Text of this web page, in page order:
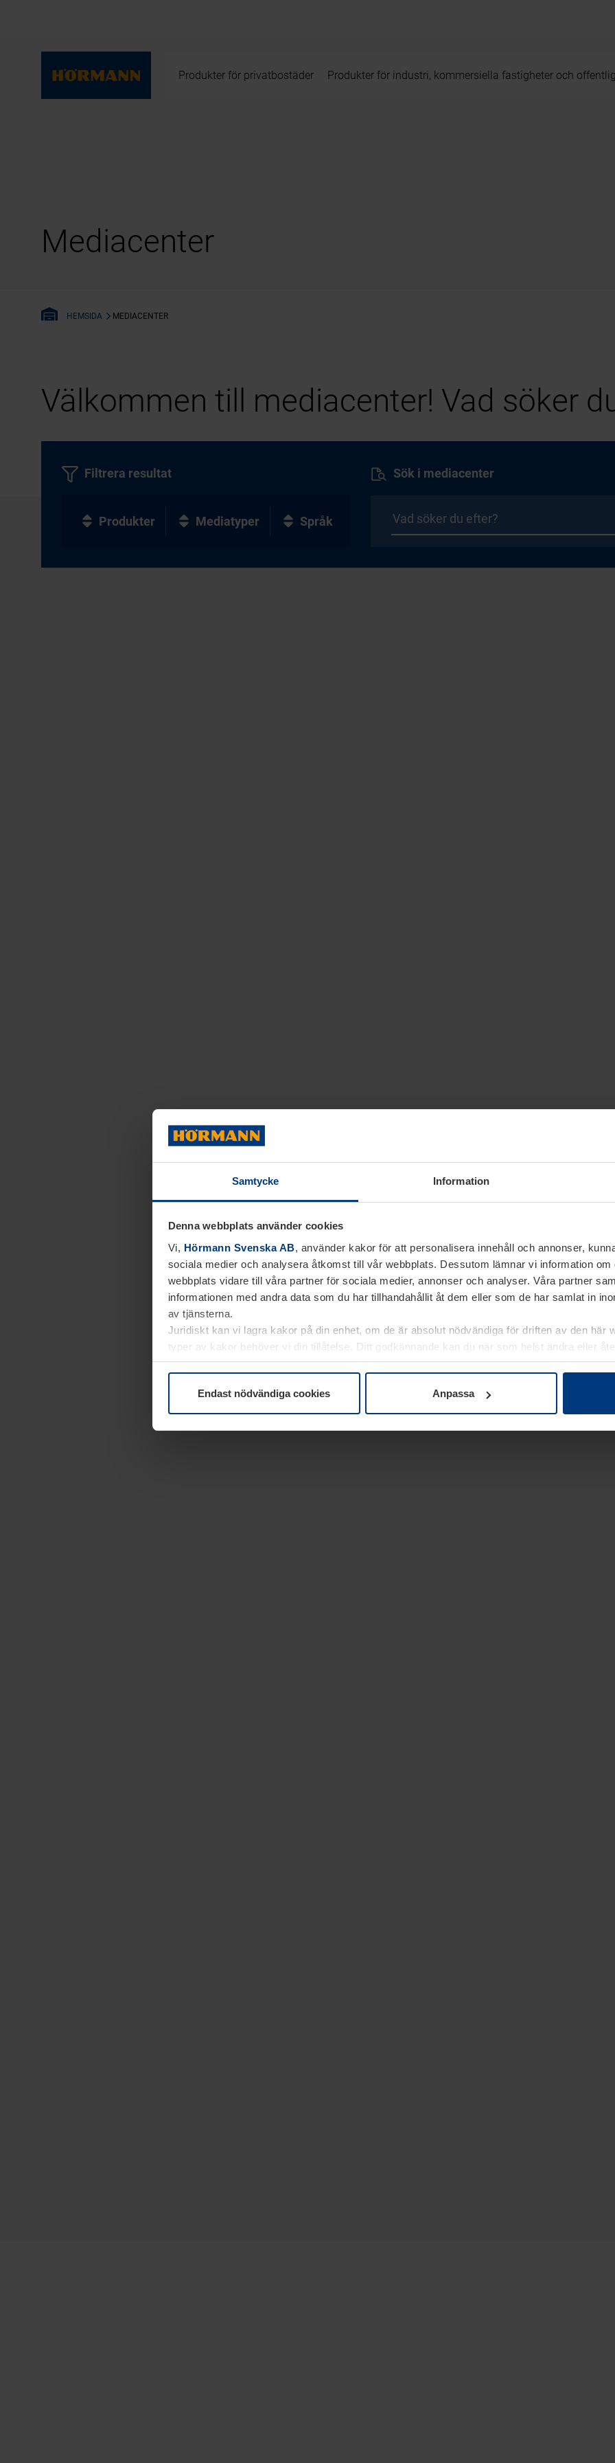
Samtycke Information
Denna webbplats använder cookies
Vi, Hörmann Svenska AB, använder kakor för att personalisera innehåll och annonser,
sociala medier och analysera åtkomst till vår webbplats. Dessutom lämnar vi information om
webbplats vidare till våra partner för sociala medier, annonser och analyser. Våra partner
informationen med andra data som du har tillhandahållit åt dem eller som de har samlat in
av tjänsterna.
Juridiskt kan vi lagra kakor på din enhet, om de är absolut nödvändiga för driften av den här
typer av kakor behöver vi din tillåtelse. Ditt godkännande kan du när som helst ändra eller
kakor underDataskyddsförklaringpå vår webbplats.
Endast nödvändiga cookies Anpassa
Produkter för privatbostäder Produkter för industri, kommersiella fastigheter och
Mediacenter
HEMSIDA MEDIACENTER
Välkommen till mediacenter! Vad söker
Sök i mediacenter
Filtrera resultat
Produkter Mediatyper Språk